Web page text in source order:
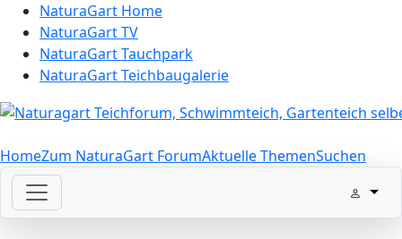
NaturaGart Home
NaturaGart TV
NaturaGart Tauchpark
NaturaGart Teichbaugalerie
HomeZum NaturaGart ForumAktuelle ThemenSuchen